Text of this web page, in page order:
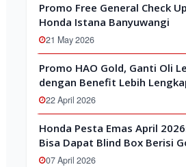
Promo Free General Check
Honda Istana Banyuwangi
21 May 2026
Promo HAO Gold, Ganti Oli
dengan Benefit Lebih
22 April 2026
Honda Pesta Emas April
Bisa Dapat Blind Box Berisi
07 April 2026